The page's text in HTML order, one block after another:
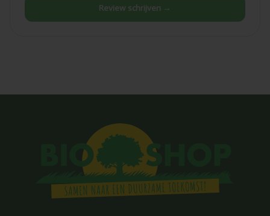
Review schrijven →